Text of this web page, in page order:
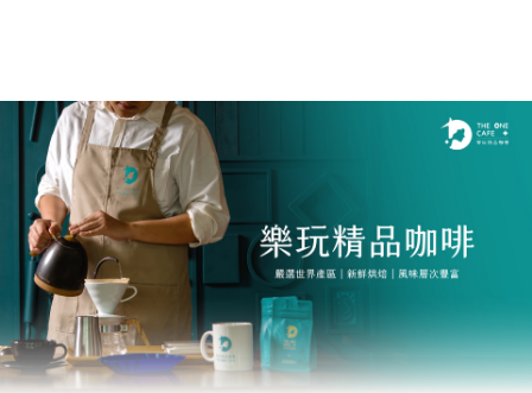
３．安心：先確認商品／服務後，再付款。
【「AFTEE先享後付」結帳流程】
１．於結帳方式選擇「AFTEE先享後付」後，將跳轉至「AFTEE先享後付」
結帳頁面，進行簡訊認證並確認金額後，即可完成結帳。
２．訂單成立數日內，您將收到繳費通知簡訊。
３．收到繳費通知簡訊後14天內，點擊此簡訊中的連結，可透過四大超商／
ATM／網路銀行／等多元方式進行付款，方視為交易完成。
※ 請注意：結帳手續完成當下不需立刻繳費，但若您需要取消訂單，請聯絡
購買商品的店家。未經商家同意取消之訂單仍視為有效，需透過AFTEE先享
後付繳納相關費用。
※ 交易是否成功請以「AFTEE先享後付 」之結帳頁面顯示為準，若有關於
是否繳費成功／繳費後需取消欲退款等相關疑問，請聯繫「AFTEE先享後付
客戶支援中心」https://netprotections.freshdesk.com/support/home
全家取貨付款
每筆NT$60，滿NT$1,200(含以上)免運費
付款後全家取貨
每筆NT$60，滿NT$1,200(含以上)免運費
7-11取貨付款
每筆NT$60，滿NT$1,200(含以上)免運費
付款後7-11取貨
每筆NT$60，滿NT$1,200(含以上)免運費